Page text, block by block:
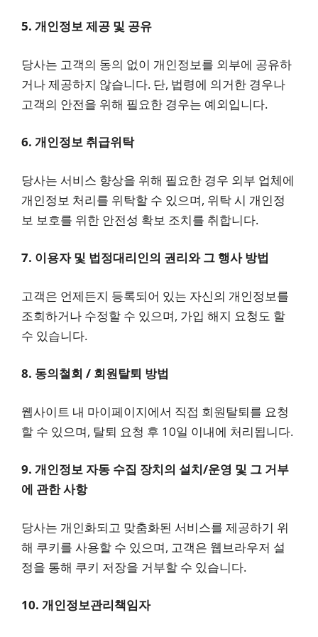
5. 개인정보 제공 및 공유
당사는 고객의 동의 없이 개인정보를 외부에 공유하
거나 제공하지 않습니다. 단, 법령에 의거한 경우나
고객의 안전을 위해 필요한 경우는 예외입니다.
6. 개인정보 취급위탁
당사는 서비스 향상을 위해 필요한 경우 외부 업체에
개인정보 처리를 위탁할 수 있으며, 위탁 시 개인정
보 보호를 위한 안전성 확보 조치를 취합니다.
7. 이용자 및 법정대리인의 권리와 그 행사 방법
고객은 언제든지 등록되어 있는 자신의 개인정보를
조회하거나 수정할 수 있으며, 가입 해지 요청도 할
수 있습니다.
8. 동의철회 / 회원탈퇴 방법
웹사이트 내 마이페이지에서 직접 회원탈퇴를 요청
할 수 있으며, 탈퇴 요청 후 10일 이내에 처리됩니다.
9. 개인정보 자동 수집 장치의 설치/운영 및 그 거부
에 관한 사항
당사는 개인화되고 맞춤화된 서비스를 제공하기 위
해 쿠키를 사용할 수 있으며, 고객은 웹브라우저 설
정을 통해 쿠키 저장을 거부할 수 있습니다.
10. 개인정보관리책임자